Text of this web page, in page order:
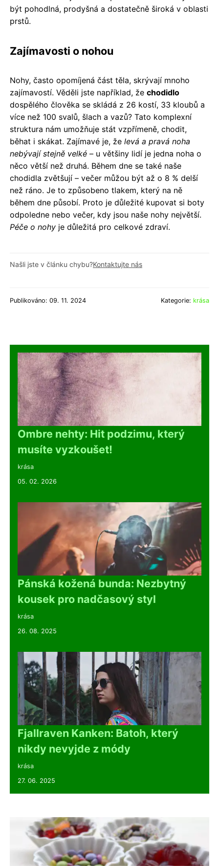
být pohodlná, prodyšná a dostatečně široká v oblasti
prstů.
Zajímavosti o nohou
Nohy, často opomíjená část těla, skrývají mnoho
zajímavostí. Věděli jste například, že chodidlo
dospělého člověka se skládá z 26 kostí, 33 kloubů a
více než 100 svalů, šlach a vazů? Tato komplexní
struktura nám umožňuje stát vzpřímeně, chodit,
běhat i skákat. Zajímavé je, že levá a pravá noha
nebývají stejně velké – u většiny lidí je jedna noha o
něco větší než druhá. Během dne se také naše
chodidla zvětšují – večer můžou být až o 8 % delší
než ráno. Je to způsobeno tlakem, který na ně
během dne působí. Proto je důležité kupovat si boty
odpoledne nebo večer, kdy jsou naše nohy největší.
Péče o nohy je důležitá pro celkové zdraví.
Našli jste v článku chybu?Kontaktujte nás
Publikováno: 09. 11. 2024 Kategorie: krása
Ombre nehty: Hit podzimu, který
musíte vyzkoušet!
krása
05. 02. 2026
Pánská kožená bunda: Nezbytný
kousek pro nadčasový styl
krása
26. 08. 2025
Fjallraven Kanken: Batoh, který
nikdy nevyjde z módy
krása
27. 06. 2025